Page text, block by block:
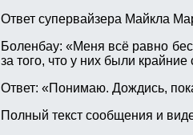
Ответ супервайзера Майкла
Боленбау: «Меня всё равно
за того, что у них были
Ответ: «Понимаю. Дождись,
Полный текст сообщения и